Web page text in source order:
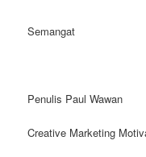
Semangat
Penulis Paul Wawan
Creative Marketing